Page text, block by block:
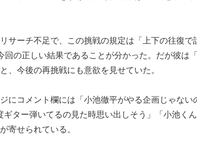
サーチ不足で、この挑戦の規定は「上下の往復で
回の正しい結果であることが分かった。だが彼は
、今後の再挑戦にも意欲を見せていた。
にコメント欄には「小池徹平がやる企画じゃない
ギター弾いてるの見た時思い出しそう」「小池く
寄せられている。